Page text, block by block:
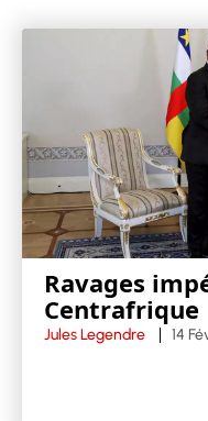
Ravages
Centrafrique
Jules Legendre 14